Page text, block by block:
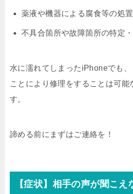
薬液や機器による腐食等の処置
不具合箇所や故障箇所の特定
水に濡れてしまったiPhoneでも
ことにより修理をすることは可能
す。
諦める前にまずはご連絡を！
【症状】相手の声が聞こ